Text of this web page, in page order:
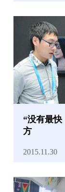
“没有最
方
2015.11.30